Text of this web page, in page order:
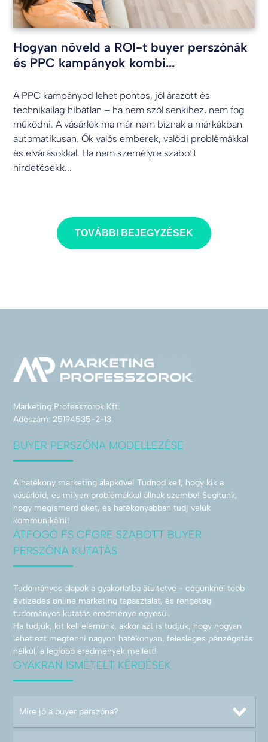
Hogyan növeld a ROI-t buyer perszónák
és PPC kampányok kombi...
A PPC kampányod lehet pontos, jól árazott és
technikailag hibátlan – ha nem szól senkihez, nem fog
működni. A vásárlók ma már nem bíznak a márkákban
automatikusan. Ők valós emberek, valódi problémákkal
és elvárásokkal. Ha nem személyre szabott
hirdetésekk...
TOVÁBBI BEJEGYZÉSEK
Marketing Professzorok Kft.
Adószám: 25194535-2-13
BUYER PERSZÓNA MODELLEZÉSE
A hatékony marketing alapköve! Tudnod kell, hogy kik a
vásárlóid, és milyen problémákkal állnak szembe! Segítünk,
hogy megismerd őket, és hatékonyabban tudj velük
kommunikálni!
ÁTFOGÓ ÉS CÉGRE SZABOTT BUYER
PERSZÓNA KUTATÁS
Tudományos alapok a gyakorlatba átültetve - cégünknél több
évtizedes online marketing tapasztalat, és rengeteg
tudományos kutatás eredménye egyesül.
Ha tudjuk, kit kell elérnünk, akkor azt is tudjuk, hogy hogyan
lehet ezt megtenni nagyon hatékonyan, felesleges pénzégetés
nélkül, a legjobb eredmények mellett!
GYAKRAN ISMÉTELT KÉRDÉSEK
Mire jó a buyer perszóna?